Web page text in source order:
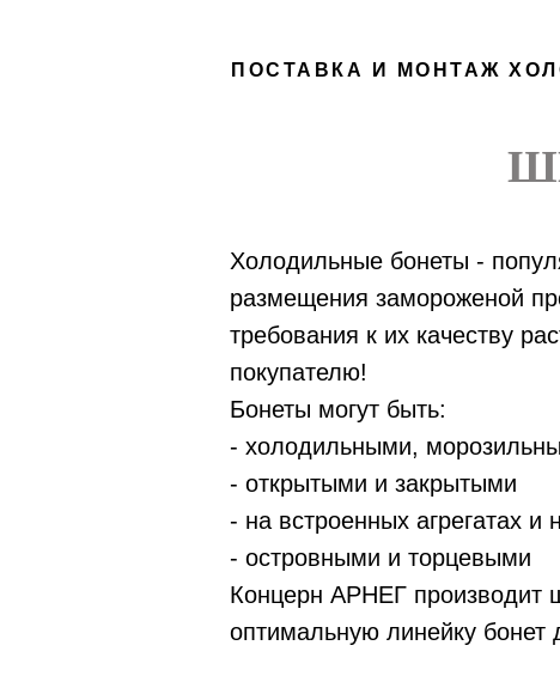
ПОСТАВКА И МОНТАЖ
Холодильные бонеты -
размещения замороженой
требования к их качеству
покупателю!
Бонеты могут быть:
- холодильными,
- открытыми и закрытыми
- на встроенных агрегатах
- островными и торцевыми
Концерн АРНЕГ производит
оптимальную линейку